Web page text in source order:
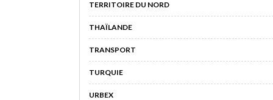
TERRITOIRE DU NORD
THAÏLANDE
TRANSPORT
TURQUIE
URBEX